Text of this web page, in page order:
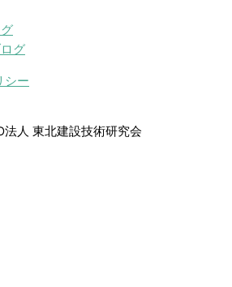
グ
シー
人 東北建設技術研究会